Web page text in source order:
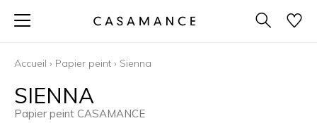
Accueil › Papier peint › Sienna
SIENNA
Papier peint CASAMANCE